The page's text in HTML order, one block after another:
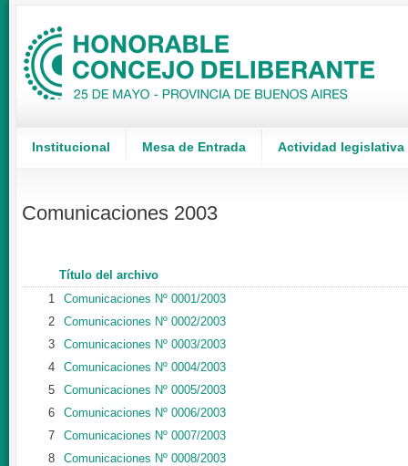
Institucional Mesa de Entrada Actividad legislativa
Comunicaciones 2003
Título del archivo
1
Comunicaciones Nº 0001/2003
2
Comunicaciones Nº 0002/2003
3
Comunicaciones Nº 0003/2003
4
Comunicaciones Nº 0004/2003
5
Comunicaciones Nº 0005/2003
6
Comunicaciones Nº 0006/2003
7
Comunicaciones Nº 0007/2003
8
Comunicaciones Nº 0008/2003